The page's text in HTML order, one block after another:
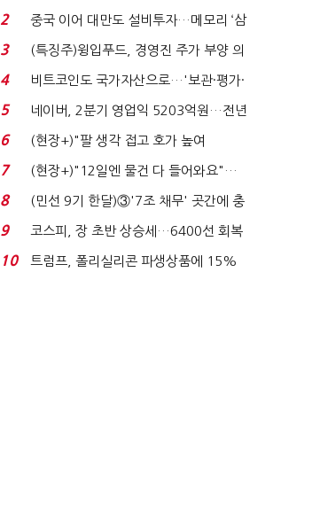
로봇·AI 등 논...
2
중국 이어 대만도 설비투자…메모리 ‘삼
국전쟁’
3
(특징주)윙입푸드, 경영진 주가 부양 의
지에 상한가...
4
비트코인도 국가자산으로…'보관·평가·
처분' 기준은 ...
5
네이버, 2분기 영업익 5203억원…전년
비 0.2% 감소...
6
(현장+)"팔 생각 접고 호가 높여
요"…'덜 똘똘한 한 채' 20...
7
(현장+)"12일엔 물건 다 들어와요"…
빈 매대 채우며 문 연 ...
8
(민선 9기 한달)③'7조 채무' 곳간에 충
격…추미애, 20년...
9
코스피, 장 초반 상승세…6400선 회복
시도
10
트럼프, 폴리실리콘 파생상품에 15%